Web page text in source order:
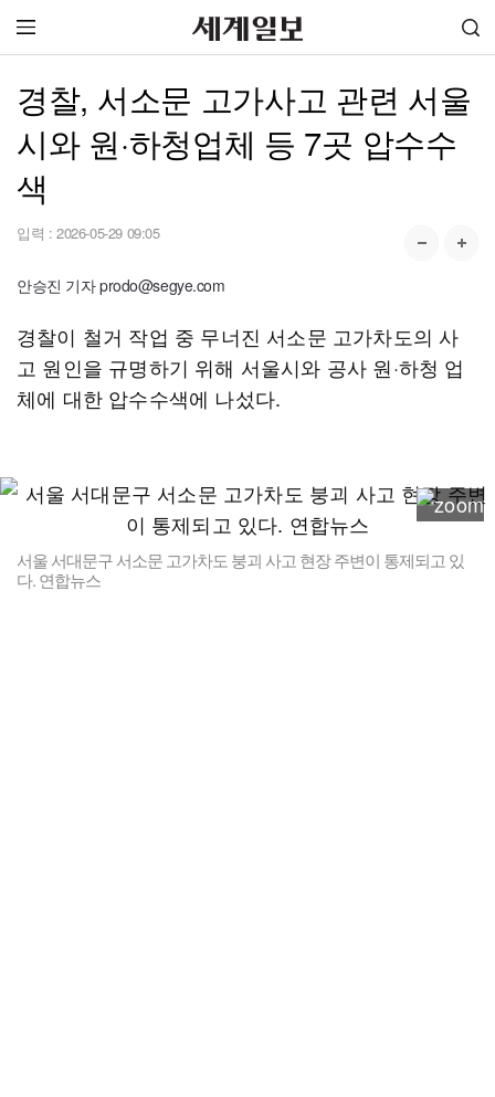
경찰, 서소문 고가사고 관련 서울
시와 원·하청업체 등 7곳 압수수
색
입력 : 2026-05-29 09:05
안승진 기자 prodo@segye.com
경찰이 철거 작업 중 무너진 서소문 고가차도의 사
고 원인을 규명하기 위해 서울시와 공사 원·하청 업
체에 대한 압수수색에 나섰다.
서울 서대문구 서소문 고가차도 붕괴 사고 현장 주변이 통제되고 있
다. 연합뉴스